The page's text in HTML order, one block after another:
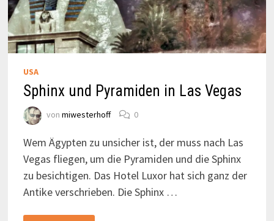
USA
Sphinx und Pyramiden in Las Vegas
von miwesterhoff 0
Wem Ägypten zu unsicher ist, der muss nach Las
Vegas fliegen, um die Pyramiden und die Sphinx
zu besichtigen. Das Hotel Luxor hat sich ganz der
Antike verschrieben. Die Sphinx …